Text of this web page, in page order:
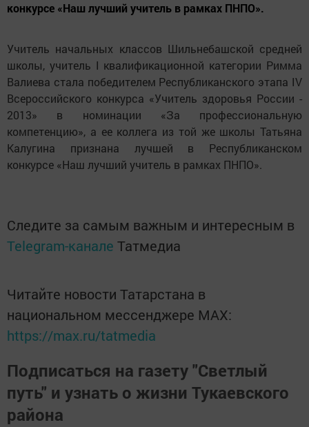
конкурсе «Наш лучший учитель в рамках ПНПО».
Учитель начальных классов Шильнебашской средней
школы, учитель I квалификационной категории Римма
Валиева стала победителем Республиканского этапа IV
Всероссийского конкурса «Учитель здоровья России -
2013» в номинации «За профессиональную
компетенцию», а ее коллега из той же школы Татьяна
Калугина признана лучшей в Республиканском
конкурсе «Наш лучший учитель в рамках ПНПО».
Следите за самым важным и интересным в
Telegram-канале Татмедиа
Читайте новости Татарстана в
национальном мессенджере MАХ:
https://max.ru/tatmedia
Подписаться на газету "Светлый
путь" и узнать о жизни Тукаевского
района